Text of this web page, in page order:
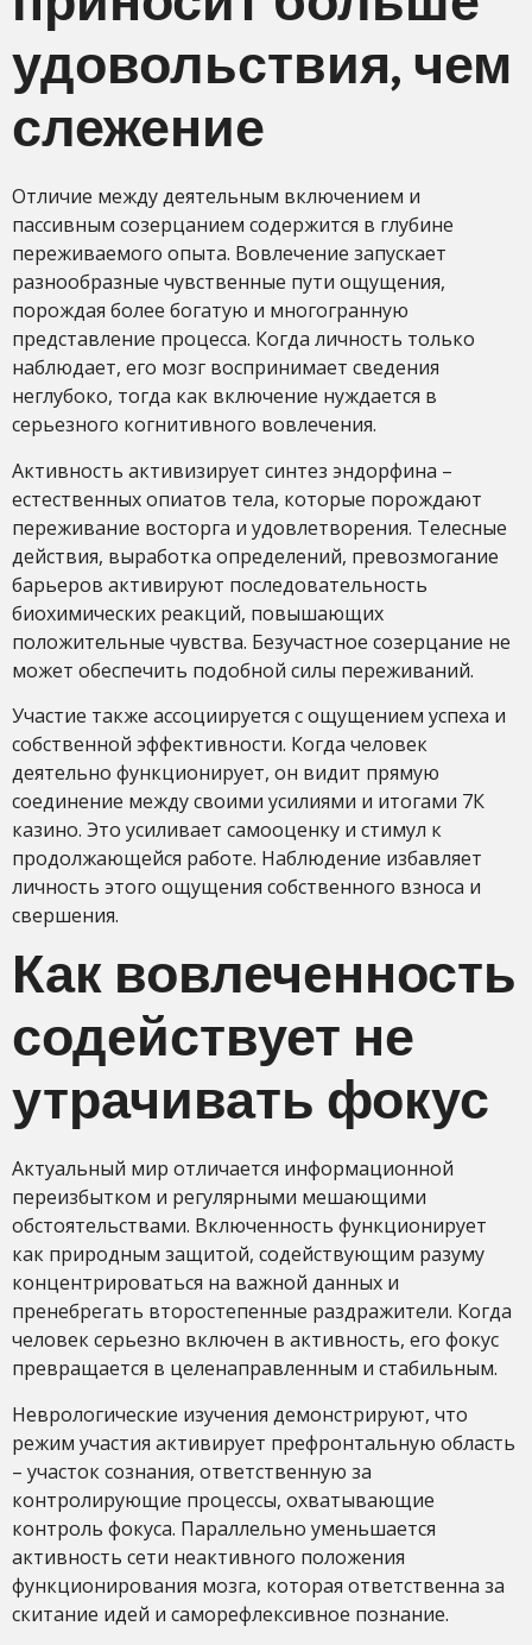
удовольствия, чем
слежение
Отличие между деятельным включением и
пассивным созерцанием содержится в глубине
переживаемого опыта. Вовлечение запускает
разнообразные чувственные пути ощущения,
порождая более богатую и многогранную
представление процесса. Когда личность только
наблюдает, его мозг воспринимает сведения
неглубоко, тогда как включение нуждается в
серьезного когнитивного вовлечения.
Активность активизирует синтез эндорфина –
естественных опиатов тела, которые порождают
переживание восторга и удовлетворения. Телесные
действия, выработка определений, превозмогание
барьеров активируют последовательность
биохимических реакций, повышающих
положительные чувства. Безучастное созерцание не
может обеспечить подобной силы переживаний.
Участие также ассоциируется с ощущением успеха и
собственной эффективности. Когда человек
деятельно функционирует, он видит прямую
соединение между своими усилиями и итогами 7К
казино. Это усиливает самооценку и стимул к
продолжающейся работе. Наблюдение избавляет
личность этого ощущения собственного взноса и
свершения.
Как вовлеченность
содействует не
утрачивать фокус
Актуальный мир отличается информационной
переизбытком и регулярными мешающими
обстоятельствами. Включенность функционирует
как природным защитой, содействующим разуму
концентрироваться на важной данных и
пренебрегать второстепенные раздражители. Когда
человек серьезно включен в активность, его фокус
превращается в целенаправленным и стабильным.
Неврологические изучения демонстрируют, что
режим участия активирует префронтальную область
– участок сознания, ответственную за
контролирующие процессы, охватывающие
контроль фокуса. Параллельно уменьшается
активность сети неактивного положения
функционирования мозга, которая ответственна за
скитание идей и саморефлексивное познание.